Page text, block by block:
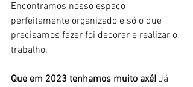
Encontramos nosso espaço
perfeitamente organizado e só o que
precisamos fazer foi decorar e realizar o
trabalho.
Que em 2023 tenhamos muito axé! Já